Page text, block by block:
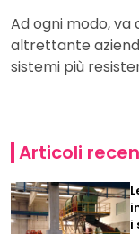
Ad ogni modo,
altrettante
sistemi più
Articoli
i